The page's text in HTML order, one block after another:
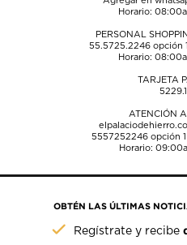
Horario:
PERSONAL
55.5725.2246opción
Horario:
TARJETA
ATENCIÓN
5557252246opción
Horario:
OBTÉN LAS ÚLTIMAS
Regístrate y recibe